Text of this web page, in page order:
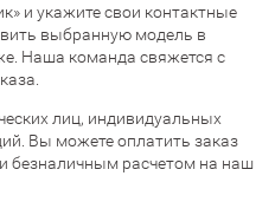
и укажите свои контактные
выбранную модель в
Наша команда свяжется с
лиц, индивидуальных
Вы можете оплатить заказ
безналичным расчетом на наш